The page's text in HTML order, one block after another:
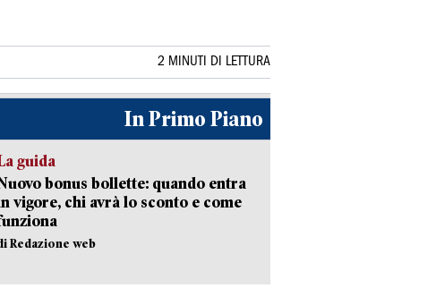
2 MINUTI DI LETTURA
In Primo Piano
guida
bonus bollette: quando entra
vigore, chi avrà lo sconto e come
Redazione web